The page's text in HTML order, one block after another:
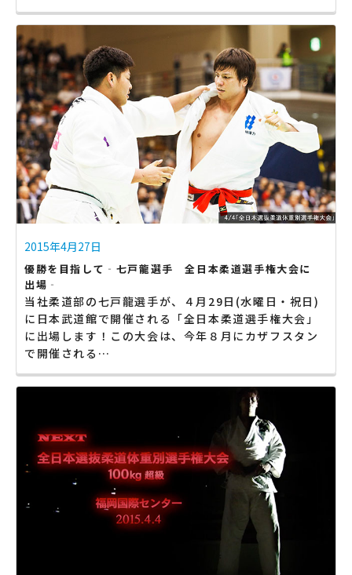
2015年4月27日
優勝を目指して‐七戸龍選手 全日本柔道選手権大会に
出場‐
当社柔道部の七戸龍選手が、４月29日(水曜日・祝日)
に日本武道館で開催される「全日本柔道選手権大会」
に出場します！この大会は、今年８月にカザフスタン
で開催される…